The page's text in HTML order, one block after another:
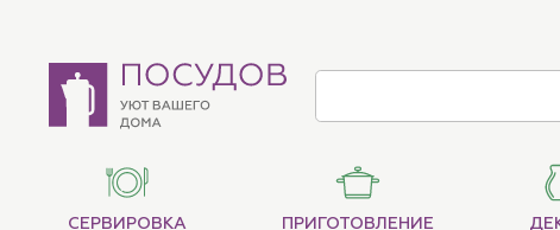
СЕРВИРОВКА ПРИГОТОВЛЕНИЕ